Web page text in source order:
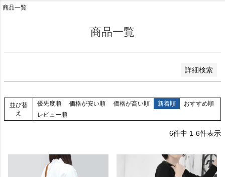
商品一覧
商品一覧
詳細検索
並び替
え
優先度順 価格が安い順 価格が高い順 新着順
おすすめ順
レビュー順
6件中 1-6件表示